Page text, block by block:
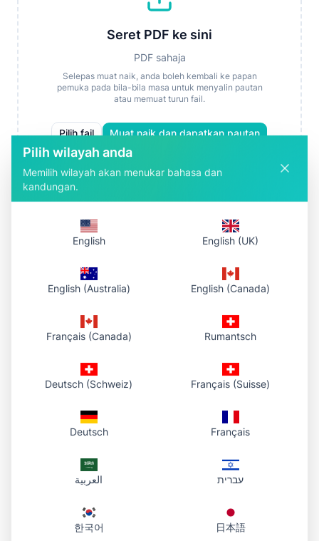
Seret PDF ke sini
PDF sahaja
Selepas muat naik, anda boleh kembali ke papan
pemuka pada bila-bila masa untuk menyalin pautan
atau memuat turun fail.
Pilih fail Muat naik dan dapatkan pautan
Cara ia berfungsi
Pilih fail daripada peranti anda atau seret ke kawasan muat
2. Muat naik ke perpustakaan
memaparkannya di papan pemuka, kemudian
mengembalikan URL HTTPS terus.
Kongsi pautan melalui e-mel atau sembang. Jika perlu, buka
papan pemuka untuk menyalin pautan yang sama,
Dokumen anda di satu tempat
Pilih wilayah anda
Memilih wilayah akan menukar bahasa dan
kandungan.
English English (UK)
English (Australia) English (Canada)
Français (Canada) Rumantsch
Deutsch (Schweiz) Français (Suisse)
Deutsch Français
العربية עברית
한국어 日本語